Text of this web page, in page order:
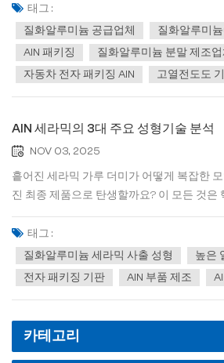
6~8배 높아 5G 기지국, 전기차 및 기타 응용
으로 해결합니다. 둘째, AlN의 열팽창...
태그 :
질화알루미늄 공급업체
질화알루미
AlN 패키징
질화알루미늄 분말 제조업
자동차 전자 패키징 AlN
고열전도도
AlN 세라믹의 3대 주요 성형기술 분석
NOV 03, 2025
흩어진 세라믹 가루 더미가 어떻게 복잡한
진 최종 제품으로 탄생할까요? 이 모든 것은
분입니다. 오늘은 세 가지 주요 세라믹 성형
고, 그 작동 원리, 장점, 단점, 그리고 일반적인
니다. 1. 드라이 프레싱 이것은 가장 간단...
태그 :
질화알루미늄 세라믹 사출 성형
높은
전자 패키징 기판
AlN 부품 제조
카테고리